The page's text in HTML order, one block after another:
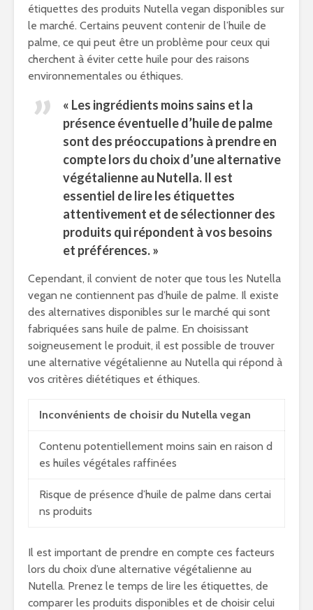
étiquettes des produits Nutella vegan disponibles sur
le marché. Certains peuvent contenir de l’huile de
palme, ce qui peut être un problème pour ceux qui
cherchent à éviter cette huile pour des raisons
environnementales ou éthiques.
« Les ingrédients moins sains et la
présence éventuelle d’huile de palme
sont des préoccupations à prendre en
compte lors du choix d’une alternative
végétalienne au Nutella. Il est
essentiel de lire les étiquettes
attentivement et de sélectionner des
produits qui répondent à vos besoins
et préférences. »
Cependant, il convient de noter que tous les Nutella
vegan ne contiennent pas d’huile de palme. Il existe
des alternatives disponibles sur le marché qui sont
fabriquées sans huile de palme. En choisissant
soigneusement le produit, il est possible de trouver
une alternative végétalienne au Nutella qui répond à
vos critères diététiques et éthiques.
Inconvénients de choisir du Nutella vegan
Contenu potentiellement moins sain en raison d
es huiles végétales raffinées
Risque de présence d’huile de palme dans certai
ns produits
Il est important de prendre en compte ces facteurs
lors du choix d’une alternative végétalienne au
Nutella. Prenez le temps de lire les étiquettes, de
comparer les produits disponibles et de choisir celui